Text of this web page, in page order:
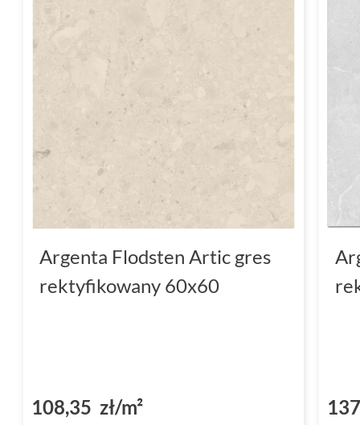
Argenta Flodsten Artic gres
rektyfikowany 60x60
108,35 zł/m²